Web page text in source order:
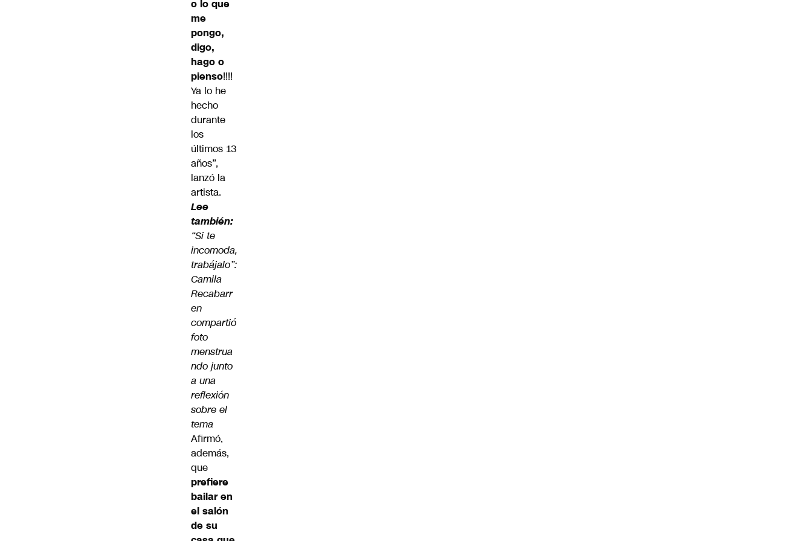
o lo que
me
pongo,
digo,
hago o
pienso!!!!
Ya lo he
hecho
durante
los
últimos 13
años”,
lanzó la
artista.
Lee
también:
“Si te
incomoda,
trabájalo”:
Camila
Recabarr
en
compartió
foto
menstrua
ndo junto
a una
reflexión
sobre el
tema
Afirmó,
además,
que
prefiere
bailar en
el salón
de su